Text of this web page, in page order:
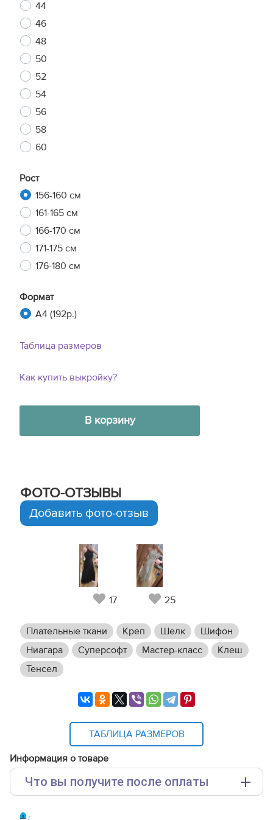
44
46
48
50
52
54
56
58
60
Рост
156-160 см
161-165 см
166-170 см
171-175 см
176-180 см
Формат
A4 (192р.)
Таблица размеров
Как купить выкройку?
В корзину
ФОТО-ОТЗЫВЫ
Добавить фото-отзыв
17 25
Плательные ткани Креп Шелк
Шифон
Ниагара
Суперсофт Мастер-класс
Клеш
Тенсел
ТАБЛИЦА РАЗМЕРОВ
Информация о товаре
Что вы получите после оплаты